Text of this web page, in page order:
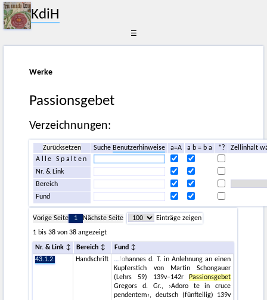
KdiH
☰
Werke
Passionsgebet
Verzeichnungen:
Zurücksetzen SucheBenutzerhinweise a=A a b = b a *?
Zellinhalt
Alle Spalten
Nr. & Link
Bereich
Fund
Vorige Seite 1 Nächste Seite
Einträge zeigen
1 bis 38 von 38 angezeigt
Nr. & Link Bereich
Fund
43.1.2.
Handschrift
Johannes d. T. in Anlehnung an einen
Kupferstich von Martin Schongauer
(Lehrs 59) 139v–142r
Passionsgebet
Gregors d. Gr., ›Adoro te in cruce
pendentem‹, deutsch (fünfteilig) 139v